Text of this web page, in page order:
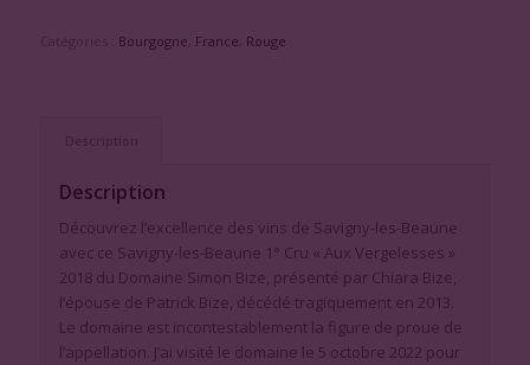
Bourgogne France Rouge
Description
Découvrez l’excellence des vins de Savigny-les-Beaune
avec ce Savigny-les-Beaune 1° Cru « Aux Vergelesses »
2018 du Domaine Simon Bize, présenté par Chiara Bize,
l’épouse de Patrick Bize, décédé tragiquement en 2013.
Le domaine est incontestablement la figure de proue de
l’appellation. J’ai visité le domaine le 5 octobre 2022 pour